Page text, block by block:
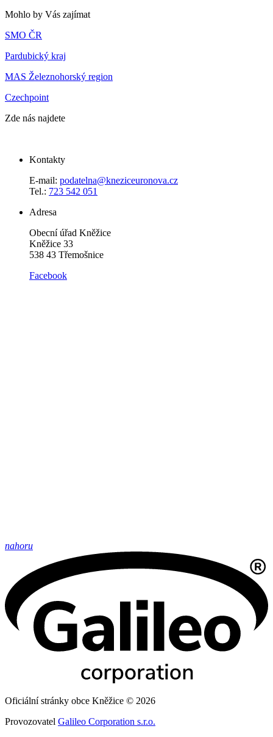
Mohlo by Vás zajímat
SMO ČR
Pardubický kraj
MAS Železnohorský region
Czechpoint
Zde nás najdete
Kontakty
E-mail: podatelna@kneziceuronova.cz
Tel.: 723 542 051
Adresa
Obecní úřad Kněžice
Kněžice 33
538 43 Třemošnice
Facebook
nahoru
Oficiální stránky obce Kněžice © 2026
Provozovatel Galileo Corporation s.r.o.